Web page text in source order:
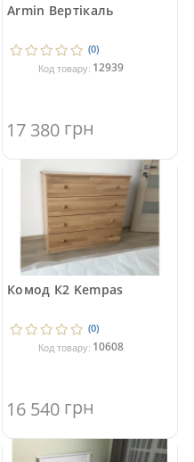
Armin Вертікаль
(0)
Код товару: 12939
17 380 грн
Комод К2 Kempas
(0)
Код товару: 10608
16 540 грн